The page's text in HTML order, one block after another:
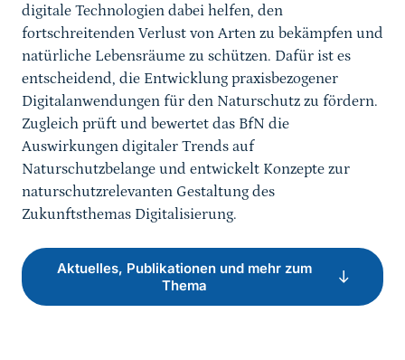
digitale Technologien dabei helfen, den
fortschreitenden Verlust von Arten zu bekämpfen und
natürliche Lebensräume zu schützen. Dafür ist es
entscheidend, die Entwicklung praxisbezogener
Digitalanwendungen für den Naturschutz zu fördern.
Zugleich prüft und bewertet das BfN die
Auswirkungen digitaler Trends auf
Naturschutzbelange und entwickelt Konzepte zur
naturschutzrelevanten Gestaltung des
Zukunftsthemas Digitalisierung.
Aktuelles, Publikationen und mehr zum
Thema